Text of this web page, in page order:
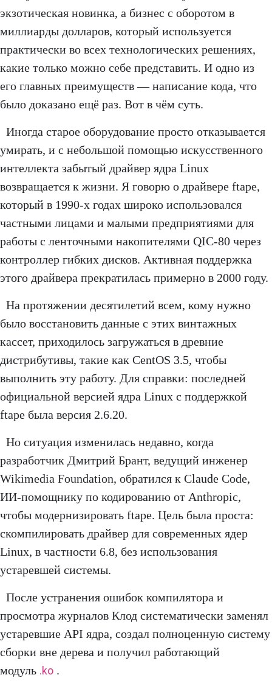
экзотическая новинка, а бизнес с оборотом в
миллиарды долларов, который используется
практически во всех технологических решениях,
какие только можно себе представить. И одно из
его главных преимуществ — написание кода, что
было доказано ещё раз. Вот в чём суть.
Иногда старое оборудование просто отказывается
умирать, и с небольшой помощью искусственного
интеллекта забытый драйвер ядра Linux
возвращается к жизни. Я говорю о драйвере ftape,
который в 1990-х годах широко использовался
частными лицами и малыми предприятиями для
работы с ленточными накопителями QIC-80 через
контроллер гибких дисков. Активная поддержка
этого драйвера прекратилась примерно в 2000 году.
На протяжении десятилетий всем, кому нужно
было восстановить данные с этих винтажных
кассет, приходилось загружаться в древние
дистрибутивы, такие как CentOS 3.5, чтобы
выполнить эту работу. Для справки: последней
официальной версией ядра Linux с поддержкой
ftape была версия 2.6.20.
Но ситуация изменилась недавно, когда
разработчик Дмитрий Брант, ведущий инженер
Wikimedia Foundation, обратился к Claude Code,
ИИ-помощнику по кодированию от Anthropic,
чтобы модернизировать ftape. Цель была проста:
скомпилировать драйвер для современных ядер
Linux, в частности 6.8, без использования
устаревшей системы.
После устранения ошибок компилятора и
просмотра журналов Клод систематически заменял
устаревшие API ядра, создал полноценную систему
сборки вне дерева и получил работающий
модуль .ko .